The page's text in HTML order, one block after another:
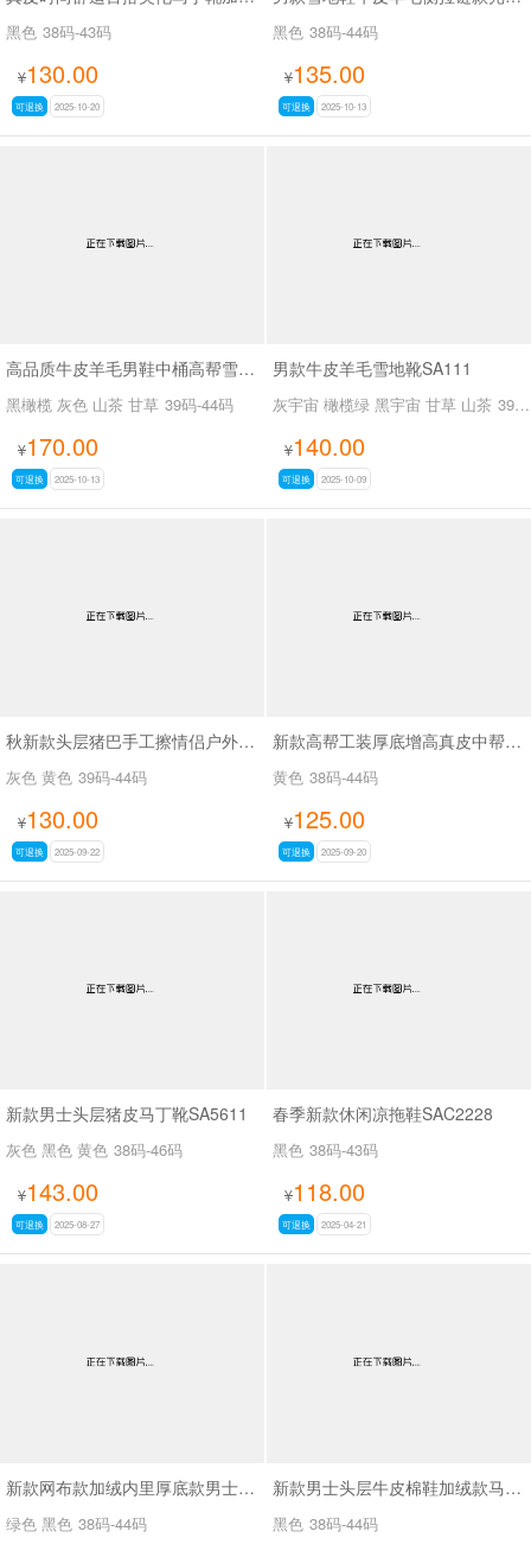
黑色 38码-43码
¥130.00
可退换 2025-10-20
黑色 38码-44码
¥135.00
可退换 2025-10-13
高品质牛皮羊毛男鞋中桶高帮雪地靴SA111
黑橄榄 灰色 山茶 甘草 39码-44码
¥170.00
可退换 2025-10-13
男款牛皮羊毛雪地靴SA111
灰宇宙 橄榄绿 黑宇宙 甘草 山茶 39码-44码
¥140.00
可退换 2025-10-09
秋新款头层猪巴手工擦情侣户外大黄靴SA111
灰色 黄色 39码-44码
¥130.00
可退换 2025-09-22
新款高帮工装厚底增高真皮中帮户外靴真皮情侣款马丁靴SA111
黄色 38码-44码
¥125.00
可退换 2025-09-20
新款男士头层猪皮马丁靴SA5611
灰色 黑色 黄色 38码-46码
¥143.00
可退换 2025-08-27
春季新款休闲凉拖鞋SAC2228
黑色 38码-43码
¥118.00
可退换 2025-04-21
新款网布款加绒内里厚底款男士棉靴SA8666
绿色 黑色 38码-44码
新款男士头层牛皮棉鞋加绒款马丁靴SA77023
黑色 38码-44码